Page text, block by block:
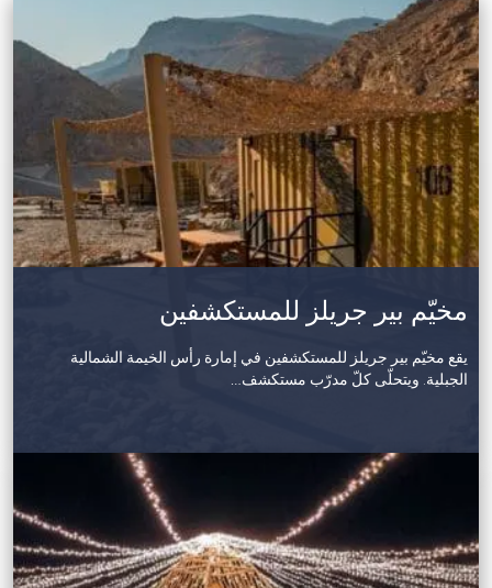
مخيّم بير جريلز للمستكشفين
يقع مخيّم بير جريلز للمستكشفين في إمارة رأس الخيمة الشمالية
الجبلية. ويتحلّى كلّ مدرّب مستكشف…